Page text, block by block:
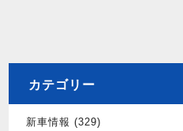
カテゴリー
新車情報 (329)